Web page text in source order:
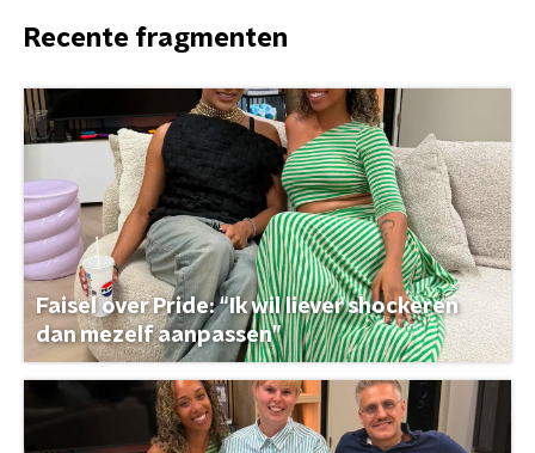
Recente fragmenten
Faisel over Pride: “Ik wil liever shockeren
dan mezelf aanpassen”